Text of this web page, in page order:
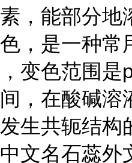
素，能部分地
色，是一种常
，变色范围
间，在酸碱溶
发生共轭结构
中文名石蕊外